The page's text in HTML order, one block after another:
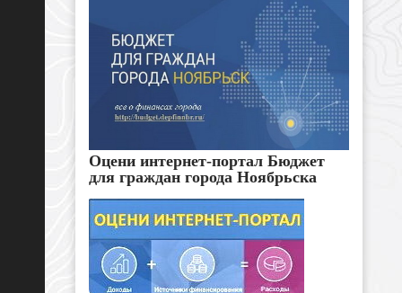
Оцени интернет-портал Бюджет
для граждан города Ноябрьска